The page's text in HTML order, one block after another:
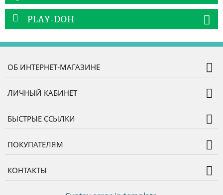
PLAY-DOH
ОБ ИНТЕРНЕТ-МАГАЗИНЕ
ЛИЧНЫЙ КАБИНЕТ
БЫСТРЫЕ ССЫЛКИ
ПОКУПАТЕЛЯМ
КОНТАКТЫ